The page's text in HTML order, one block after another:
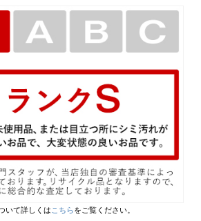
いて詳しくは こちらをご覧ください。